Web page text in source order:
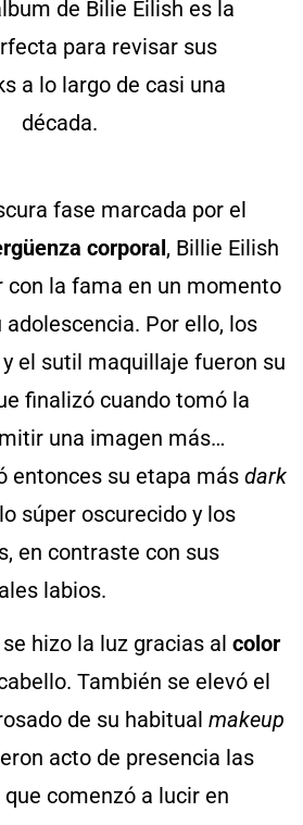
fase marcada por el
corporal, Billie Eilish
con la fama en un momento
Por ello, los
el sutil maquillaje fueron su
finalizó cuando tomó la
una imagen más…
entonces su etapa más dark
súper oscurecido y los
en contraste con sus
labios.
hizo la luz gracias al color
También se elevó el
de su habitual makeup
acto de presencia las
comenzó a lucir en